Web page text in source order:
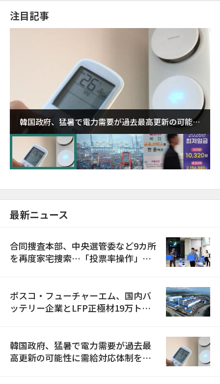
注目記事
韓国政府、猛暑で電力需要が過去最高更新の可能性
に需給対応体制を点検
最新ニュース
合同捜査本部、中央選管委など9カ所
を再度家宅捜索…「投票率操作」の
ポスコ・フューチャーエム、国内バ
ッテリー企業とLFP正極材19万トン
韓国政府、猛暑で電力需要が過去最
高更新の可能性に需給対応体制を点